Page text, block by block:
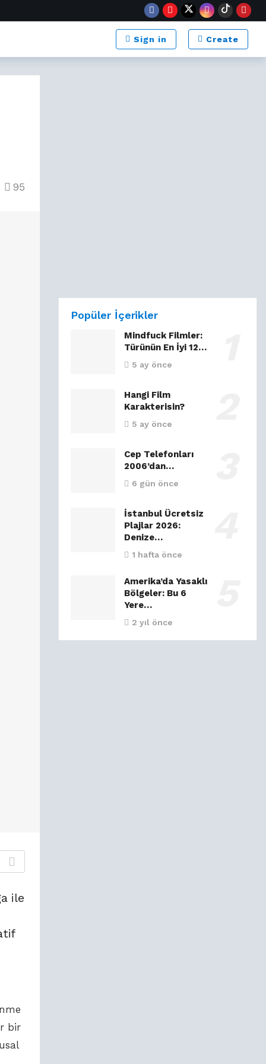
Sign in Create
95
ile
bir
Popüler İçerikler
Mindfuck Filmler:
Türünün En İyi 12…
5 ay önce
Hangi Film
Karakterisin?
5 ay önce
Cep Telefonları
2006’dan…
6 gün önce
İstanbul Ücretsiz
Plajlar 2026:
Denize…
1 hafta önce
Amerika’da Yasaklı
Bölgeler: Bu 6
Yere…
2 yıl önce